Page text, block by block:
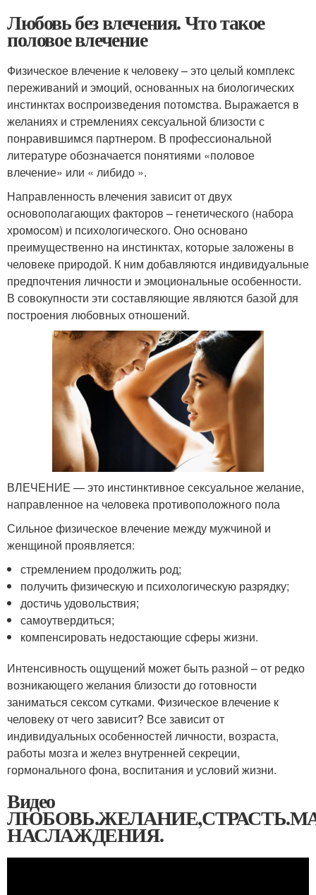
Любовь без влечения. Что такое
половое влечение
Физическое влечение к человеку – это целый комплекс
переживаний и эмоций, основанных на биологических
инстинктах воспроизведения потомства. Выражается в
желаниях и стремлениях сексуальной близости с
понравившимся партнером. В профессиональной
литературе обозначается понятиями «половое
влечение» или « либидо ».
Направленность влечения зависит от двух
основополагающих факторов – генетического (набора
хромосом) и психологического. Оно основано
преимущественно на инстинктах, которые заложены в
человеке природой. К ним добавляются индивидуальные
предпочтения личности и эмоциональные особенности.
В совокупности эти составляющие являются базой для
построения любовных отношений.
ВЛЕЧЕНИЕ — это инстинктивное сексуальное желание,
направленное на человека противоположного пола
Сильное физическое влечение между мужчиной и
женщиной проявляется:
стремлением продолжить род;
получить физическую и психологическую разрядку;
достичь удовольствия;
самоутвердиться;
компенсировать недостающие сферы жизни.
Интенсивность ощущений может быть разной – от редко
возникающего желания близости до готовности
заниматься сексом сутками. Физическое влечение к
человеку от чего зависит? Все зависит от
индивидуальных особенностей личности, возраста,
работы мозга и желез внутренней секреции,
гормонального фона, воспитания и условий жизни.
Видео
НАСЛАЖДЕНИЯ.